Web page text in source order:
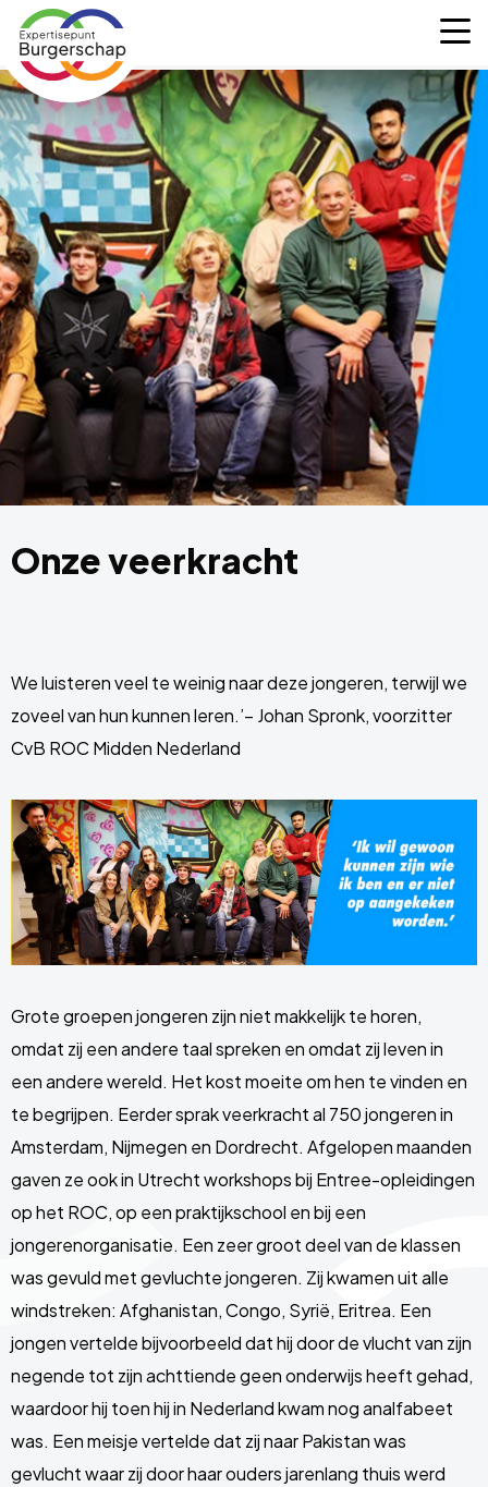
Expertisepunt
Burgerschap
Onze veerkracht
We luisteren veel te weinig naar deze jongeren, terwijl we
zoveel van hun kunnen leren.’– Johan Spronk, voorzitter
CvB ROC Midden Nederland
Grote groepen jongeren zijn niet makkelijk te horen,
omdat zij een andere taal spreken en omdat zij leven in
een andere wereld. Het kost moeite om hen te vinden en
te begrijpen. Eerder sprak veerkracht al 750 jongeren in
Amsterdam, Nijmegen en Dordrecht. Afgelopen maanden
gaven ze ook in Utrecht workshops bij Entree-opleidingen
op het ROC, op een praktijkschool en bij een
jongerenorganisatie. Een zeer groot deel van de klassen
was gevuld met gevluchte jongeren. Zij kwamen uit alle
windstreken: Afghanistan, Congo, Syrië, Eritrea. Een
jongen vertelde bijvoorbeeld dat hij door de vlucht van zijn
negende tot zijn achttiende geen onderwijs heeft gehad,
waardoor hij toen hij in Nederland kwam nog analfabeet
was. Een meisje vertelde dat zij naar Pakistan was
gevlucht waar zij door haar ouders jarenlang thuis werd